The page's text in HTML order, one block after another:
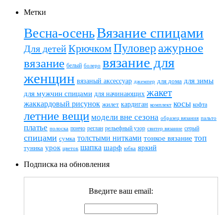
Метки
Весна-осеньВязание спицами
Для детейКрючкомПуловер ажурное
вязание белый болеро вязание для
женщин вязаный аксессуар джемпер для дома для зимы
для мужчин спицами для начинающих жакет
жаккардовый рисунок жилет кардиган комплект косы кофта
летние вещи модели вне сезона образец вязания пальто
платье полоска пончо реглан рельефный узор свитер вязание серый
спицами сумка толстыми нитками тонкое вязание топ
туника урок цветок шапка шарф юбка яркий
Подписка на обновления
Введите ваш email: